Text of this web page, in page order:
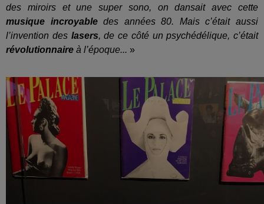
des miroirs et une super sono, on dansait avec cette
musique incroyabledes années 80. Mais c’était aussi
l’invention des lasers, de ce côté un psychédélique, c’était
révolutionnaire à l’époque... »